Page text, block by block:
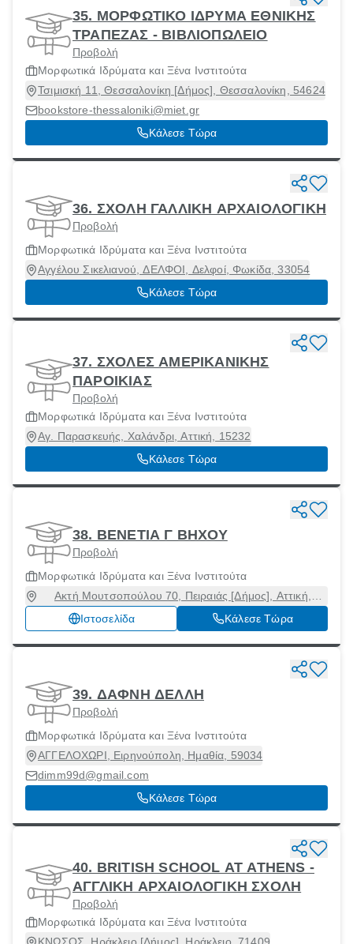
35. ΜΟΡΦΩΤΙΚΟ ΙΔΡΥΜΑ ΕΘΝΙΚΗΣ
ΤΡΑΠΕΖΑΣ - ΒΙΒΛΙΟΠΩΛΕΙΟ
Προβολή
Μορφωτικά Ιδρύματα και Ξένα Ινστιτούτα
Τσιμισκή 11, Θεσσαλονίκη [Δήμος], Θεσσαλονίκη, 54624
bookstore-thessaloniki@miet.gr
Κάλεσε Τώρα
36. ΣΧΟΛΗ ΓΑΛΛΙΚΗ ΑΡΧΑΙΟΛΟΓΙΚΗ
Προβολή
Μορφωτικά Ιδρύματα και Ξένα Ινστιτούτα
Αγγέλου Σικελιανού, ΔΕΛΦΟΙ, Δελφοί, Φωκίδα, 33054
Κάλεσε Τώρα
37. ΣΧΟΛΕΣ ΑΜΕΡΙΚΑΝΙΚΗΣ
ΠΑΡΟΙΚΙΑΣ
Προβολή
Μορφωτικά Ιδρύματα και Ξένα Ινστιτούτα
Αγ. Παρασκευής, Χαλάνδρι, Αττική, 15232
Κάλεσε Τώρα
38. ΒΕΝΕΤΙΑ Γ ΒΗΧΟΥ
Προβολή
Μορφωτικά Ιδρύματα και Ξένα Ινστιτούτα
Ακτή Μουτσοπούλου 70, Πειραιάς [Δήμος], Αττική,
18536
Ιστοσελίδα Κάλεσε Τώρα
39. ΔΑΦΝΗ ΔΕΛΛΗ
Προβολή
Μορφωτικά Ιδρύματα και Ξένα Ινστιτούτα
ΑΓΓΕΛΟΧΩΡΙ, Ειρηνούπολη, Ημαθία, 59034
dimm99d@gmail.com
Κάλεσε Τώρα
40. BRITISH SCHOOL AT ATHENS -
ΑΓΓΛΙΚΗ ΑΡΧΑΙΟΛΟΓΙΚΗ ΣΧΟΛΗ
Προβολή
Μορφωτικά Ιδρύματα και Ξένα Ινστιτούτα